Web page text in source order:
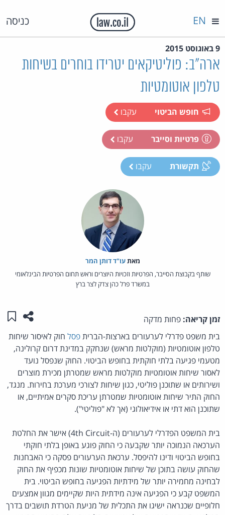
כניסה EN
9 באוגוסט 2015
ארה"ב: פוליטיקאים יטרידו בוחרים בשיחות
טלפון אוטומטיות
חופש הביטוי עקבו
פרטיות וסייבר עקבו
תקשורת עקבו
מאת‏עו"ד דותן המר
שותף בקבוצת הסייבר, הפרטיות וזכויות היוצרים וראש תחום הפרטיות הבינלאומי
במשרד פרל כהן צדק לצר ברץ
זמן קריאה: פחות מדקה שתפו
בית משפט פדרלי לערעורים בארצות-הבריתפסל חוק לאיסור שיחות
טלפון אוטומטיות (מוקלטות מראש) שנחקק במדינת דרום קרולינה,
מטעמי פגיעה בלתי חוקתית בחופש הביטוי. החוק שנפסל נועד
לאסור שיחות אוטומטיות מוקלטות מראש שמטרתן מכירת מוצרים
ושירותים או שתוכנן פוליטי, כגון שיחות לצורכי מערכת בחירות. מנגד,
החוק התיר שיחות אוטומטיות שמטרתן עריכת סקרים אמיתיים, או
שתוכנן הוא דתי או אידיאולוגי (אך לא "פוליטי").
בית המשפט הפדרלי לערעורים (ה-4th Circuit) אישר את החלטת
הערכאה הנמוכה יותר שקבעה כי החוק פוגע באופן בלתי חוקתי
בחופש הביטוי ודינו להיפסל. ערכאת הערעורים פסקה כי האבחנות
שהחוק עושה בתוכן של שיחות אוטומטיות שונות מכפיף את החוק
לבחינה מחמירה יותר של מידתיות הפגיעה בחופש הביטוי. בית
המשפט קבע כי הפגיעה אינה מידתית היות שקיימים מגוון אמצעים
חלופיים שכנראה ישיגו את התכלית של מניעת הטרדת תושבים בדרך